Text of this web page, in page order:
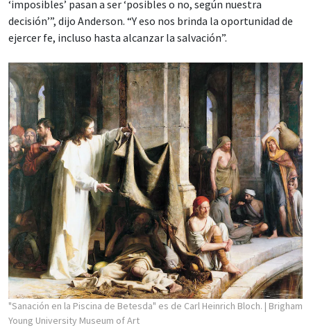
‘imposibles’ pasan a ser ‘posibles o no, según nuestra
decisión’”, dijo Anderson. “Y eso nos brinda la oportunidad de
ejercer fe, incluso hasta alcanzar la salvación”.
"Sanación en la Piscina de Betesda" es de Carl Heinrich Bloch. | Brigham
Young University Museum of Art